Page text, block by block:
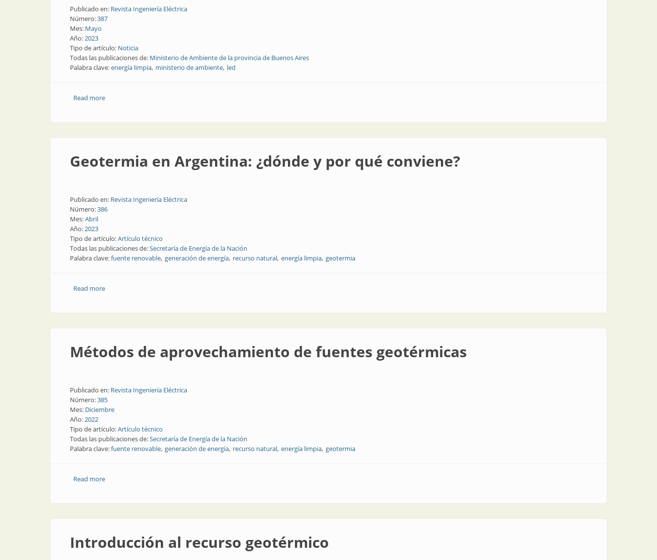
Publicado en: Revista Ingeniería Eléctrica
Número:387
Mes: Mayo
Año:2023
Tipo de artículo: Noticia
Todas las publicaciones de: Ministerio de Ambiente de la provincia de Buenos Aires
Palabra clave:energía limpia ministerio de ambiente led
Read moreabout La provincia de Buenos Aires promueve el recambio a led
Geotermia en Argentina: ¿dónde y por qué conviene?
Publicado en: Revista Ingeniería Eléctrica
Número:386
Mes:Abril
Año:2023
Tipo de artículo:Artículo técnico
Todas las publicaciones de:Secretaría de Energía de la Nación
Palabra clave:fuente renovable generación de energía recurso natural energía limpia geotermia
Read moreabout Geotermia en Argentina: ¿dónde y por qué conviene?
Métodos de aprovechamiento de fuentes geotérmicas
Publicado en: Revista Ingeniería Eléctrica
Número:385
Mes: Diciembre
Año:2022
Tipo de artículo:Artículo técnico
Todas las publicaciones de:Secretaría de Energía de la Nación
Palabra clave:fuente renovable generación de energía recurso natural energía limpia geotermia
Read moreabout Métodos de aprovechamiento de fuentes geotérmicas
Introducción al recurso geotérmico